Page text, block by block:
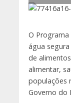
O Programa
água
de
alimentar,
populações
Governo do